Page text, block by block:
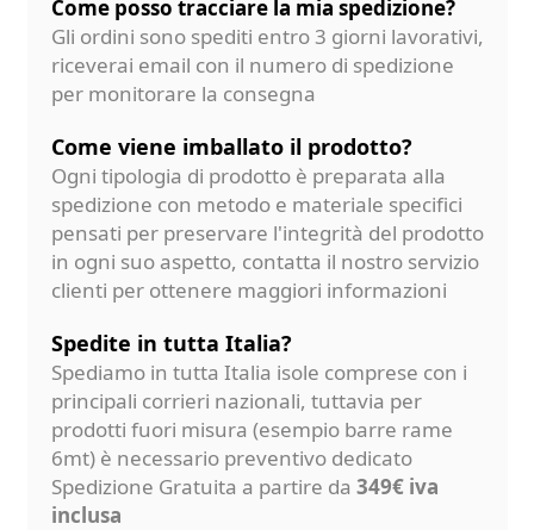
Come posso tracciare la mia spedizione?
Gli ordini sono spediti entro 3 giorni lavorativi,
riceverai email con il numero di spedizione
per monitorare la consegna
Come viene imballato il prodotto?
Ogni tipologia di prodotto è preparata alla
spedizione con metodo e materiale specifici
pensati per preservare l'integrità del prodotto
in ogni suo aspetto, contatta il nostro servizio
clienti per ottenere maggiori informazioni
Spedite in tutta Italia?
Spediamo in tutta Italia isole comprese con i
principali corrieri nazionali, tuttavia per
prodotti fuori misura (esempio barre rame
6mt) è necessario preventivo dedicato
Spedizione Gratuita a partire da 349€ iva
inclusa